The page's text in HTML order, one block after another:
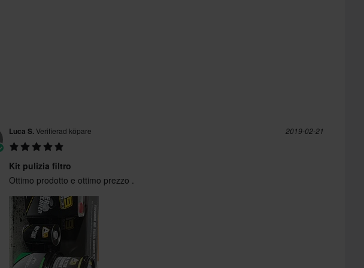
Luca S.Verifierad köpare 2019-02-21
Kit pulizia filtro
Ottimo prodotto e ottimo prezzo .